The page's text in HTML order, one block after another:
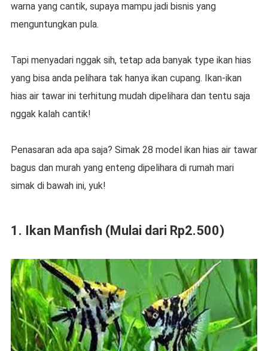
warna yang cantik, supaya mampu jadi bisnis yang
menguntungkan pula.
Tapi menyadari nggak sih, tetap ada banyak type ikan hias
yang bisa anda pelihara tak hanya ikan cupang. Ikan-ikan
hias air tawar ini terhitung mudah dipelihara dan tentu saja
nggak kalah cantik!
Penasaran ada apa saja? Simak 28 model ikan hias air tawar
bagus dan murah yang enteng dipelihara di rumah mari
simak di bawah ini, yuk!
1. Ikan Manfish (Mulai dari Rp2.500)